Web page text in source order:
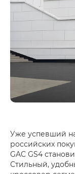
Уже успевший
российских
GAC GS4
Стильный,